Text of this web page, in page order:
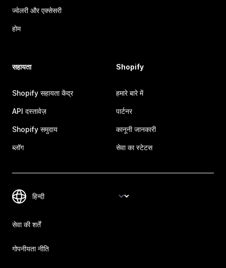
ज्वेलरी और एक्सेसरी
होम
सहायता
Shopify सहायता केंद्र
API दस्तावेज़
Shopify समुदाय
ब्लॉग
Shopify
हमारे बारे में
पार्टनर
कानूनी जानकारी
सेवा का स्टेटस
सेवा की शर्तें
गोपनीयता नीति